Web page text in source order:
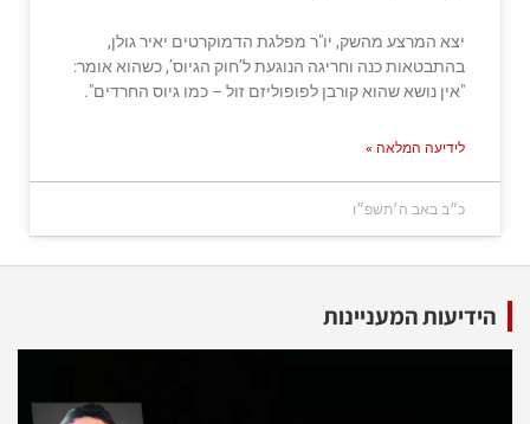
יצא המרצע מהשק, יו"ר מפלגת הדמוקרטים יאיר גולן,
בהתבטאות כנה וחריגה הנוגעת ל’חוק הגיוס’, כשהוא אומר:
"אין נושא שהוא קורבן לפופוליזם זול – כמו גיוס החרדים".
לידיעה המלאה »
כ״ב באב ה׳תשפ״ו
הידיעות המעניינות